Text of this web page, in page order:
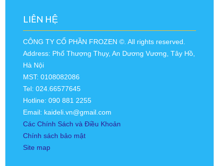
LIÊN HỆ
CÔNG TY CỔ PHẦN FROZEN ©. All rights reserved.
Address: Phố Thượng Thụy, An Dương Vương, Tây Hồ,
Hà Nội
MST: 0108082086
Tel: 024.66577645
Hotline: 090 881 2255
Email: kaideli.vn@gmail.com
Các Chính Sách và Điều Khoản
Chính sách bảo mật
Site map